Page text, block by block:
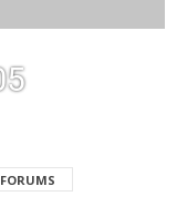
FORUMS